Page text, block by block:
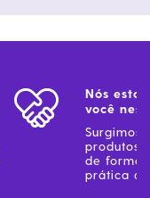
Nós
você
Surgimos
produtos
de forma
prática